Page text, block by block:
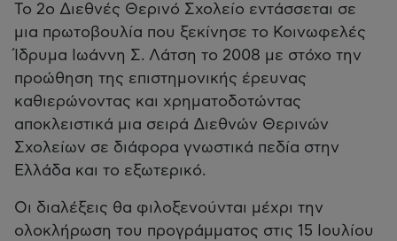
Το 2ο Διεθνές Θερινό Σχολείο εντάσσεται σε
μια πρωτοβουλία που ξεκίνησε το Κοινωφελές
Ίδρυμα Ιωάννη Σ. Λάτση το 2008 με στόχο την
προώθηση της επιστημονικής έρευνας
καθιερώνοντας και χρηματοδοτώντας
αποκλειστικά μια σειρά Διεθνών Θερινών
Σχολείων σε διάφορα γνωστικά πεδία στην
Ελλάδα και το εξωτερικό.
Οι διαλέξεις θα φιλοξενούνται μέχρι την
ολοκλήρωση του προγράμματος στις 15 Ιουλίου